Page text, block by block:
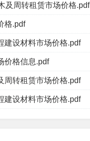
及周转租赁市场价格.pdf
格.pdf
建设材料市场价格.pdf
价格信息.pdf
周转租赁市场价格.pdf
建设材料市场价格.pdf